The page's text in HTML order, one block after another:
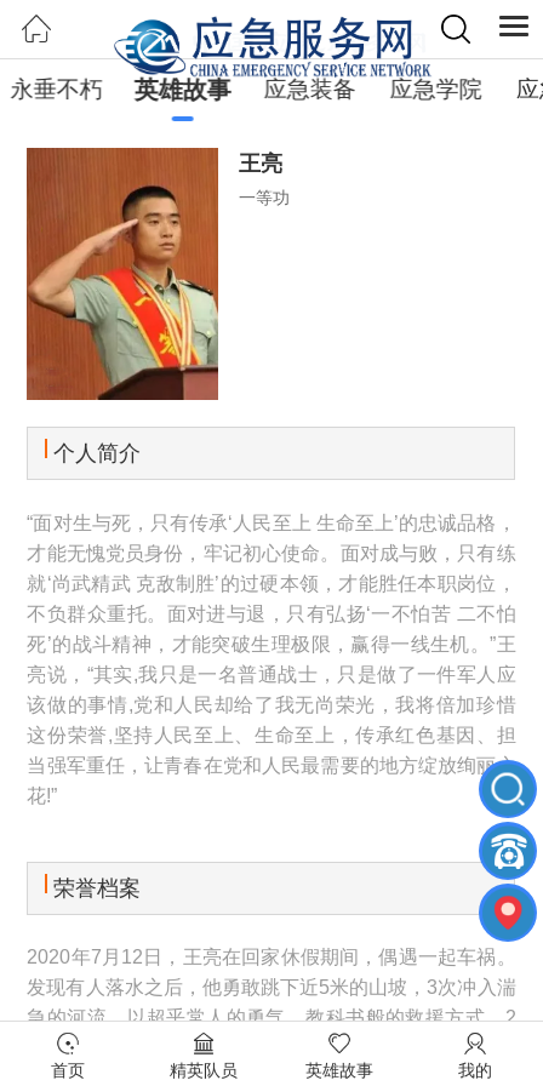
永垂不朽 英雄故事 应急装备 应急学院
王亮
一等功
个人简介
“面对生与死，只有传承‘人民至上 生命至上’的忠诚品格，
才能无愧党员身份，牢记初心使命。面对成与败，只有练
就‘尚武精武 克敌制胜’的过硬本领，才能胜任本职岗位，
不负群众重托。面对进与退，只有弘扬‘一不怕苦 二不怕
死’的战斗精神，才能突破生理极限，赢得一线生机。”王
亮说，“其实,我只是一名普通战士，只是做了一件军人应
该做的事情,党和人民却给了我无尚荣光，我将倍加珍惜
这份荣誉,坚持人民至上、生命至上，传承红色基因、担
当强军重任，让青春在党和人民最需要的地方绽放绚丽之
花!”
荣誉档案
2020年7月12日，王亮在回家休假期间，偶遇一起车祸。
发现有人落水之后，他勇敢跳下近5米的山坡，3次冲入湍
急的河流，以超乎常人的勇气、教科书般的救援方式，2
分钟挽救了一家四口的生命。 2020年7月15日，浮梁
县人民政府授予王亮“浮梁县见义勇为先进个人”荣誉称
首页 精英队员 英雄故事 我的